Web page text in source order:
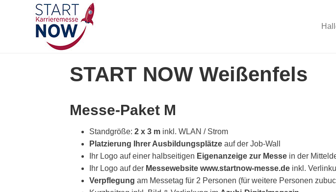
START NOW Weißenfels
Messe-Paket M
Standgröße: 2 x 3 m inkl. WLAN / Strom
Platzierung Ihrer Ausbildungsplätze auf der Job-Wall
Ihr Logo auf einer halbseitigen Eigenanzeige zur Messe in der
Ihr Logo auf der Messewebsite www.startnow-messe.de inkl.
Verpflegung am Messetag für 2 Personen (für weitere Personen